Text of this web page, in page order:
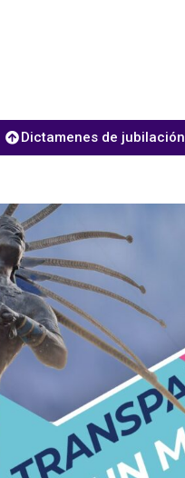
Dictamenes de jubilación